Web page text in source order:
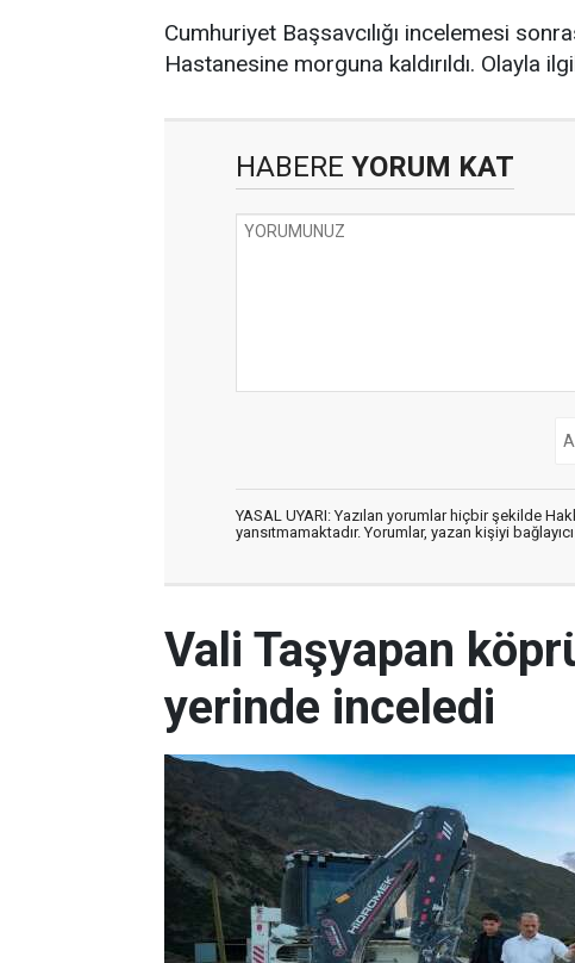
Cumhuriyet Başsavcılığı incelemesi
Hastanesine morguna kaldırıldı. Olayla
HABERE YORUM KAT
YASAL UYARI: Yazılan yorumlar hiçbir şekilde
yansıtmamaktadır. Yorumlar, yazan kişiyi
Vali Taşyapan
yerinde inceledi